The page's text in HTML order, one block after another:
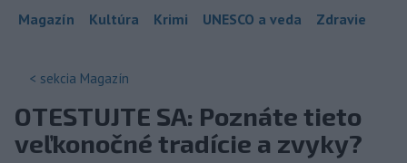
Magazín Kultúra Krimi UNESCO a veda Zdravie
< sekcia Magazín
OTESTUJTE SA: Poznáte tieto
veľkonočné tradície a zvyky?